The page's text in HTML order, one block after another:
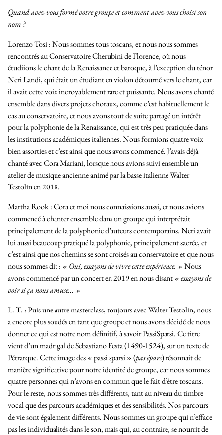
Quand avez-vous formé votre groupe et comment avez-vous choisi son
nom ?
Lorenzo Tosi :Nous sommes tous toscans, et nous nous sommes
rencontrés au Conservatoire Cherubini de Florence, où nous
étudiions le chant de la Renaissance et baroque, à l’exception du ténor
Neri Landi, qui était un étudiant en violon détourné vers le chant, car
il avait cette voix incroyablement rare et puissante. Nous avons chanté
ensemble dans divers projets choraux, comme c’est habituellement le
cas au conservatoire, et nous avons tout de suite partagé un intérêt
pour la polyphonie de la Renaissance, qui est très peu pratiquée dans
les institutions académiques italiennes. Nous formions quatre voix
bien assorties et c’est ainsi que nous avons commencé. J’avais déjà
chanté avec Cora Mariani, lorsque nous avions suivi ensemble un
atelier de musique ancienne animé par la basse italienne Walter
Testolin en 2018.
Martha Rook :Cora et moi nous connaissions aussi, et nous avions
commencé à chanter ensemble dans un groupe qui interprétait
principalement de la polyphonie d’auteurs contemporains. Neri avait
lui aussi beaucoup pratiqué la polyphonie, principalement sacrée, et
c’est ainsi que nos chemins se sont croisés au conservatoire et que nous
nous sommes dit : « Oui, essayons de vivre cette expérience. »Nous
avons commencé par un concert en 2019 en nous disant« essayons de
voir si ça nous amuse… »
L. T. :Puis une autre masterclass, toujours avec Walter Testolin, nous
a encore plus soudés en tant que groupe et nous avons décidé de nous
donner ce qui est notre nom définitif, à savoir PassiSparsi. Ce titre
vient d’un madrigal de Sebastiano Festa (1490-1524), sur un texte de
Pétrarque. Cette image des « passi sparsi » (pas épars) résonnait de
manière significative pour notre identité de groupe, car nous sommes
quatre personnes qui n’avons en commun que le fait d’être toscans.
Pour le reste, nous sommes très différents, tant au niveau du timbre
vocal que des parcours académiques et des sensibilités. Nos parcours
de vie sont également différents. Nous sommes un groupe qui n’efface
pas les individualités dans le son, mais qui, au contraire, se nourrit de